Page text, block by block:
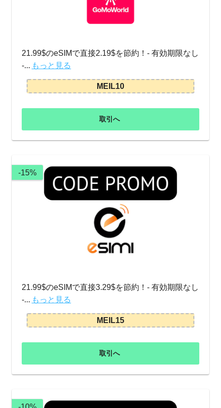
21.99$のeSIMで直接2.19$を節約！- 有効期限なし
-... もっと見る
MEIL10
取引へ
-15%
21.99$のeSIMで直接3.29$を節約！- 有効期限なし
-... もっと見る
MEIL15
取引へ